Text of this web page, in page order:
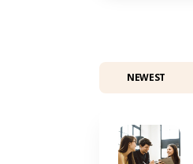
NEWEST